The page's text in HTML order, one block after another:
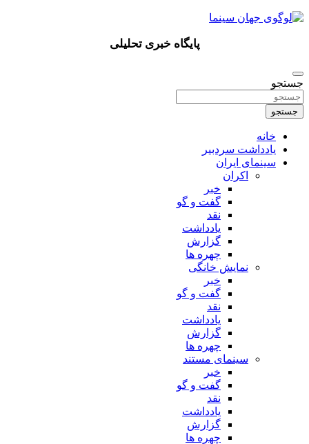
پرش
پایگاه خبری تحلیلی
جستجو
جستجو
خانه
یادداشت سردبیر
سینمای ایران
اکران
خبر
گفت و گو
نقد
یادداشت
گزارش
چهره ها
نمایش خانگی
خبر
گفت و گو
نقد
یادداشت
گزارش
چهره ها
سینمای مستند
خبر
گفت و گو
نقد
یادداشت
گزارش
چهره ها